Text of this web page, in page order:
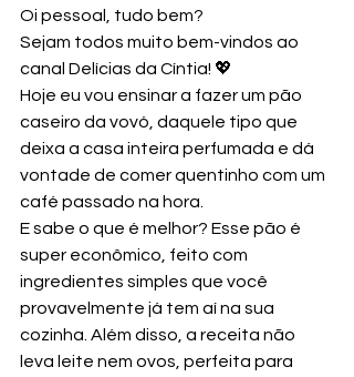
Oi pessoal, tudo bem?
Sejam todos muito bem-vindos ao
canal Delícias da Cíntia! 💖
Hoje eu vou ensinar a fazer um pão
caseiro da vovó, daquele tipo que
deixa a casa inteira perfumada e dá
vontade de comer quentinho com um
café passado na hora.
E sabe o que é melhor? Esse pão é
super econômico, feito com
ingredientes simples que você
provavelmente já tem aí na sua
cozinha. Além disso, a receita não
leva leite nem ovos, perfeita para